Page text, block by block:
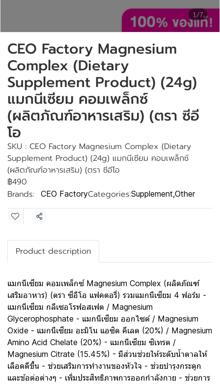
1/7
CEO Factory Magnesium
Complex (Dietary
Supplement Product) (24g)
แมกนีเซียม คอมเพล็กซ์
(ผลิตภัณฑ์อาหารเสริม) (ตรา ซีอี
โอ
SKU : CEO Factory Magnesium Complex (Dietary
Supplement Product) (24g) แมกนีเซียม คอมเพล็กซ์
(ผลิตภัณฑ์อาหารเสริม) (ตรา ซีอีโอ
฿490
Brands:
CEO FactoryCategories:Supplement,Other
Share
Product description
แมกนีเซียม คอมเพล็กซ์ Magnesium Complex (ผลิตภัณฑ์
เสริมอาหาร) (ตรา ซีอีโอ แฟคตอรี่) รวมแมกนีเซียม 4 ฟอร์ม -
แมกนีเซียม กลีเซอโรฟอสเฟต / Magnesium
Glycerophosphate - แมกนีเซียม ออกไซด์ / Magnesium
Oxide - แมกนีเซียม อะมิโน แอซิด คีเลต (20%) / Magnesium
Amino Acid Chelate (20%) - แมกนีเซียม ซิเทรต /
Magnesium Citrate (15.45%) - มีส่วนช่วยให้ระดับน้ำตาลให้
เลือดดีขึ้น - ช่วยเสริมการทำงานของหัวใจ - ช่วยบำรุงกระดูก
และข้อต่อต่างๆ - เพิ่มประสิทธิภาพการออกกำลังกาย - ช่วยการ